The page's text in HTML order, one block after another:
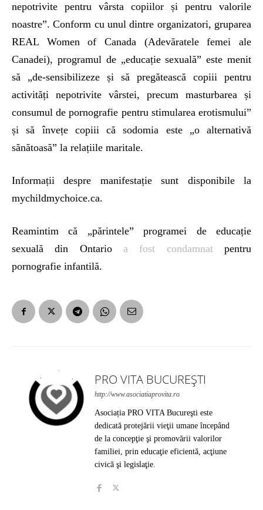
nepotrivite pentru vârsta copiilor și pentru valorile
noastre”. Conform cu unul dintre organizatori, gruparea
REAL Women of Canada (Adevăratele femei ale
Canadei), programul de „educație sexuală” este menit
să „de-sensibilizeze și să pregătească copiii pentru
activități nepotrivite vârstei, precum masturbarea și
consumul de pornografie pentru stimularea erotismului”
și să învețe copiii că sodomia este „o alternativă
sănătoasă” la relațiile maritale.
Informații despre manifestație sunt disponibile la
mychildmychoice.ca.
Reamintim că „părintele” programei de educație
sexuală din Ontario a fost condamnatpentru
pornografie infantilă.
PRO VITA BUCUREȘTI
http://www.asociatiaprovita.ro
Asociația PRO VITA Bucureşti este
dedicată protejării vieţii umane începând
de la concepţie şi promovării valorilor
familiei, prin educaţie eficientă, acţiune
civică şi legislaţie.